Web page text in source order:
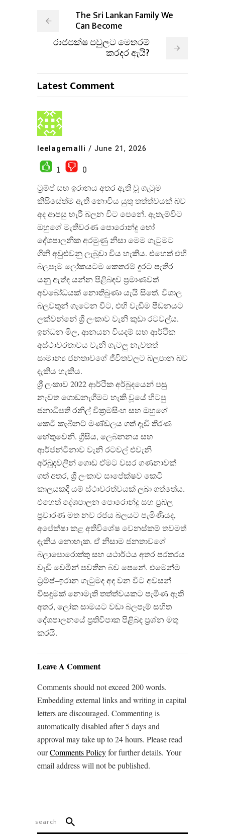
The Sri Lankan Family We
Can Become
රාජපක්ෂ පවුලට මෙතරම්
කරදර ඇයි?
Latest Comment
leelagemalli / June 21, 2026
1
0
ට්‍රම්ප් සහ ඉරානය අතර ඇති වූ ගැටුම
කිසිසේත්ම ඇති නොවිය යුතු තත්ත්වයක් බව
අද ආපසු හැරී බලන විට පෙනේ. ඇතැම්විට
ඔහුගේ මැතිවරණ පොරොන්දු හෝ
දේශපාලනික අරමුණු නිසා මෙම ගැටුමට
ගිනි අවුළුවනු ලැබූවා විය හැකිය. එහෙත් එහි
බලපෑම ලෝකයටම කෙතරම් දුරට පැතිර
යනු ඇත්ද යන්න පිළිබඳව ප්‍රමාණවත්
අවබෝධයක් නොතිබුණා යැයි සිතේ. විශාල
බලවතුන් ගැටෙන විට, එහි වැඩිම පීඩනයට
ලක්වන්නේ ශ්‍රී ලංකාව වැනි කුඩා රටවල්ය.
ඉන්ධන මිල, ආනයන වියදම් සහ ආර්ථික
අස්ථාවරතාවය වැනි ගැටලු නැවතත්
සාමාන්‍ය ජනතාවගේ ජීවිතවලට බලපාන බව
දැකිය හැකිය.
ශ්‍රී ලංකාව 2022 ආර්ථික අර්බුදයෙන් පසු
නැවත ගොඩනැගීමට හැකි වූයේ හිටපු
ජනාධිපති රනිල් වික්‍රමසිංහ සහ ඔහුගේ
කෙටි කැබිනට් මණ්ඩලය ගත් දැඩි තීරණ
හේතුවෙනි. ග්‍රීසිය, ලෙබනනය සහ
ආර්ජන්ටිනාව වැනි රටවල් එවැනි
අර්බුදවලින් ගොඩ ඒමට වසර ගණනාවක්
ගත් අතර, ශ්‍රී ලංකාව සාපේක්ෂව කෙටි
කාලයකදී යම් ස්ථාවරත්වයක් ලබා ගත්තේය.
එහෙත් දේශපාලන පොරොන්දු සහ ප්‍රබල
ප්‍රචාරණ මත නව රජය බලයට පැමිණියද,
අපේක්ෂා කළ අතිවිශේෂ වෙනස්කම් තවමත්
දැකිය නොහැක. ඒ නිසාම ජනතාවගේ
බලාපොරොත්තු සහ යථාර්ථය අතර පරතරය
වැඩි වෙමින් පවතින බව පෙනේ. එමෙන්ම
ට්‍රම්ප්–ඉරාන ගැටුමද අද වන විට අවසන්
විසඳුමක් නොමැති තත්ත්වයකට පැමිණ ඇති
අතර, ලෝක සාමයට වඩා බලපෑම් සහිත
දේශපාලනයේ ප්‍රතිවිපාක පිළිබඳ ප්‍රශ්න මතු
කරයි.
Leave A Comment
Comments should not exceed 200 words.
Embedding external links and writing in capital
letters are discouraged. Commenting is
automatically disabled after 5 days and
approval may take up to 24 hours. Please read
ourComments Policyfor further details. Your
email address will not be published.